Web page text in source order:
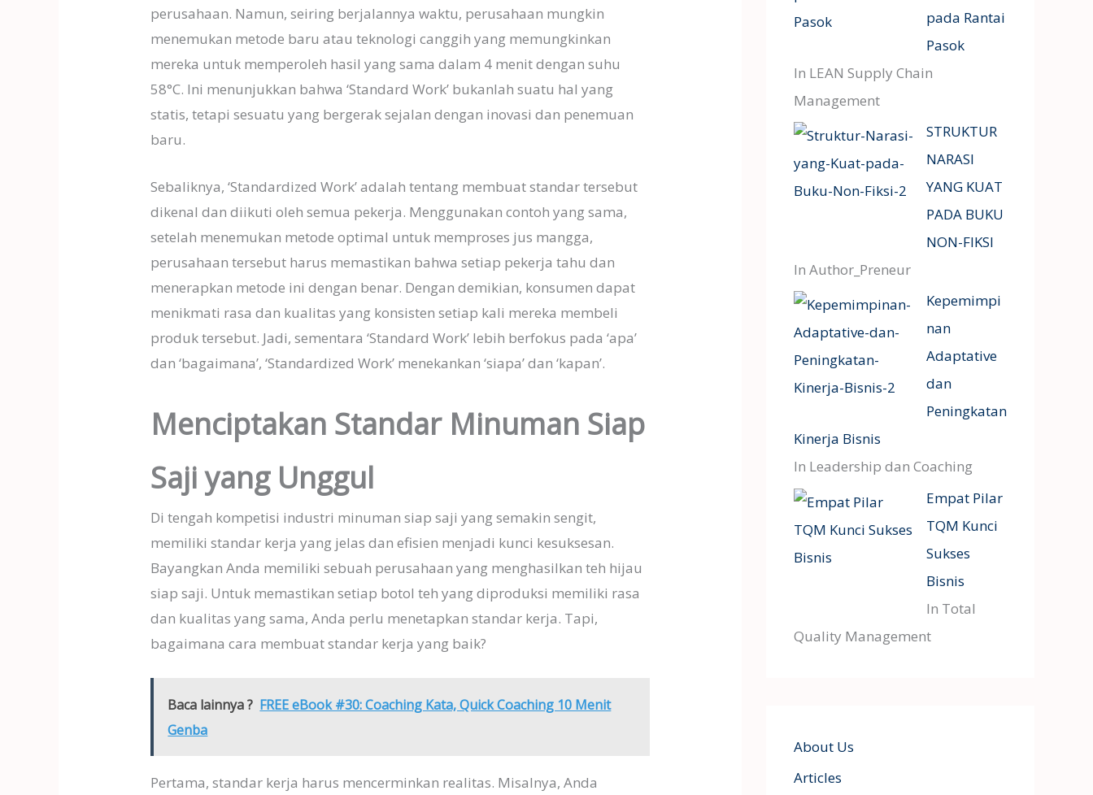
perusahaan. Namun, seiring berjalannya waktu, perusahaan mungkin
menemukan metode baru atau teknologi canggih yang memungkinkan
mereka untuk memperoleh hasil yang sama dalam 4 menit dengan suhu
58°C. Ini menunjukkan bahwa ‘Standard Work’ bukanlah suatu hal yang
statis, tetapi sesuatu yang bergerak sejalan dengan inovasi dan penemuan
baru.
Sebaliknya, ‘Standardized Work’ adalah tentang membuat standar tersebut
dikenal dan diikuti oleh semua pekerja. Menggunakan contoh yang sama,
setelah menemukan metode optimal untuk memproses jus mangga,
perusahaan tersebut harus memastikan bahwa setiap pekerja tahu dan
menerapkan metode ini dengan benar. Dengan demikian, konsumen dapat
menikmati rasa dan kualitas yang konsisten setiap kali mereka membeli
produk tersebut. Jadi, sementara ‘Standard Work’ lebih berfokus pada ‘apa’
dan ‘bagaimana’, ‘Standardized Work’ menekankan ‘siapa’ dan ‘kapan’.
Menciptakan Standar Minuman Siap
Saji yang Unggul
Di tengah kompetisi industri minuman siap saji yang semakin sengit,
memiliki standar kerja yang jelas dan efisien menjadi kunci kesuksesan.
Bayangkan Anda memiliki sebuah perusahaan yang menghasilkan teh hijau
siap saji. Untuk memastikan setiap botol teh yang diproduksi memiliki rasa
dan kualitas yang sama, Anda perlu menetapkan standar kerja. Tapi,
bagaimana cara membuat standar kerja yang baik?
Baca lainnya ? FREE eBook #30: Coaching Kata, Quick Coaching 10 Menit
Genba
Pertama, standar kerja harus mencerminkan realitas. Misalnya, Anda
pada Rantai
Pasok
In LEAN Supply Chain
Management
STRUKTUR
NARASI
YANG KUAT
PADA BUKU
NON-FIKSI
In Author_Preneur
Kepemimpi
nan
Adaptative
dan
Peningkatan
Kinerja Bisnis
In Leadership dan Coaching
Empat Pilar
TQM Kunci
Sukses
Bisnis
In Total
Quality Management
About Us
Articles